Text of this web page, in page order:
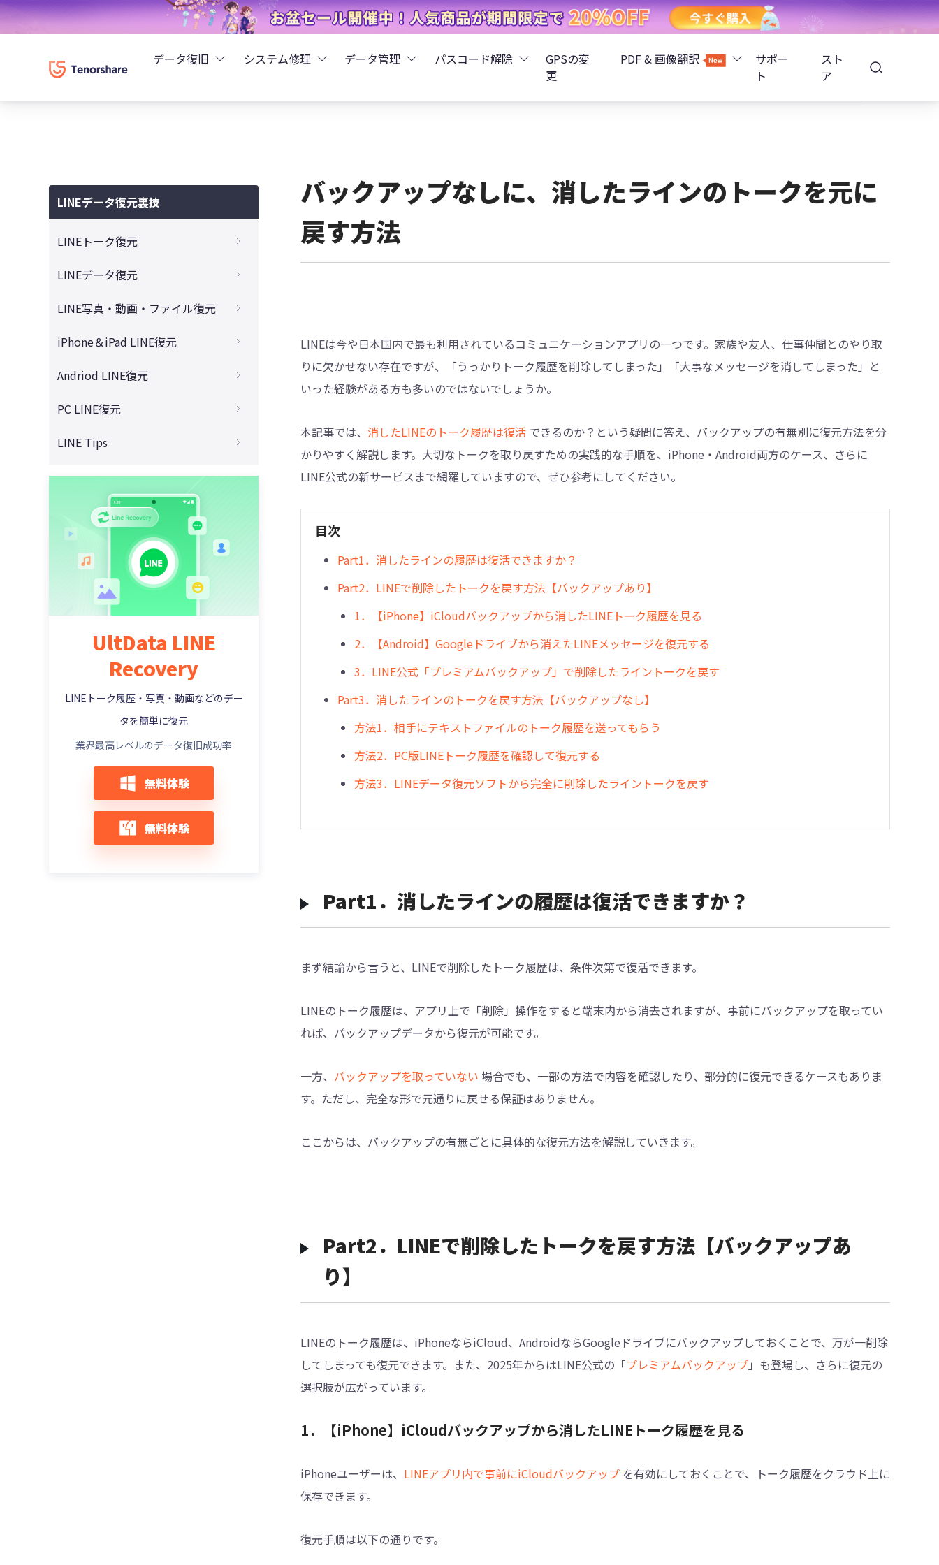
データ復旧
UltData - LINEデータ復元
UltData - WhatsAppデータ復元
4DDiG - Windowsデータ復元
4DDiG - Macデータ復元
4DDiG - 動画修復
システム修理
ReiBoot - Android不具合修復
TunesCare - iTunes不具合修復
Windows Boot Genius
データ管理
iCareFone - AndroidとiOS間でデータ転送
iCareFone - WhatsAppデータ転送
4DDiG - 重複ファイル検索・削除
Tenorshare Cleamio - Mac重複ファイル検索・削除
パスコード解除
4MeKey - アクティベーションロック解除
4uKey - iOSパスワード管理
GPSの変
更
PDF & 画像翻訳
PDNobオンライン
サポー
ト
スト
ア
LINEデータ復元裏技
LINEトーク復元
バックアップがないLINEトークの復元
初期化されたLINEの復元
テキスト形式からLINEの復元
LINEを再インストールしたらどうなる？
LINEグループを退会してトークの復元
アンインストールしたLINEの復元
バックアップ・パソコンなしでのLINE復元
無料のLINEトーク履歴復元ソフト
LINEデータ復元
トークなしで削除したLINE友達の復元
取り消したLINEメッセージの復元
LINEアカウントを復活させる裏ワザ
LINE写真・動画・ファイル復元
保存期間を過ぎたLINE写真の復元
LINEアルバムの写真を復元
期限切れたLINEのPDF復元
LINE動画の保存期間は？
LINE写真の保存期間は？
LINEアルバムの保存期間は？
UltData LINE Recoveryを無料ダウンロー
iPhone＆iPad LINE復元
iPhoneでLINEた動画を無料で復元
iPhone機種変でLINEトークの復元
iCloudからLINEの復元
iTunesからLINEだけの復元
iPadでLINEトーク履歴を復元
iPhoneとiPadでLINEトーク履歴が消えた
Andriod LINE復元
AndroidでLINE写真を無料で復元
PC LINE復元
PC版LINEトーク履歴をスマホへの同期
PC版LINEがログインできない
LINE Tips
iPadとiPhone両方で同じLINEを使う方法
LINEのボイスメッセージを送信・保存・復
元
Apple WatchでLINEにログインできない
LINEを再インストールするには？
LINEで既読をつけずに読む方法
LINEの引き継ぎで以前の端末がない？
LINE電話が鳴らない、不在着信になる？
LINEアルバムのコンテンツ利用同意とは？
UltData LINE
Recovery
LINEトーク履歴・写真・動画などのデー
タを簡単に復元
業界最高レベルのデータ復旧成功率
無料体験
無料体験
バックアップなしに、消したラインのトークを元に
戻す方法
LINEは今や日本国内で最も利用されているコミュニケーションアプリの一つです。家族や友人、仕事仲間とのやり取
りに欠かせない存在ですが、「うっかりトーク履歴を削除してしまった」「大事なメッセージを消してしまった」と
いった経験がある方も多いのではないでしょうか。
本記事では、 消したLINEのトーク履歴は復活 できるのか？という疑問に答え、バックアップの有無別に復元方法を分
かりやすく解説します。大切なトークを取り戻すための実践的な手順を、iPhone・Android両方のケース、さらに
LINE公式の新サービスまで網羅していますので、ぜひ参考にしてください。
目次
Part1．消したラインの履歴は復活できますか？
Part2．LINEで削除したトークを戻す方法【バックアップあり】
1．【iPhone】iCloudバックアップから消したLINEトーク履歴を見る
2．【Android】Googleドライブから消えたLINEメッセージを復元する
3．LINE公式「プレミアムバックアップ」で削除したライントークを戻す
Part3．消したラインのトークを戻す方法【バックアップなし】
方法1．相手にテキストファイルのトーク履歴を送ってもらう
方法2．PC版LINEトーク履歴を確認して復元する
方法3．LINEデータ復元ソフトから完全に削除したライントークを戻す
Part1．消したラインの履歴は復活できますか？
まず結論から言うと、LINEで削除したトーク履歴は、条件次第で復活できます。
LINEのトーク履歴は、アプリ上で「削除」操作をすると端末内から消去されますが、事前にバックアップを取ってい
れば、バックアップデータから復元が可能です。
一方、 バックアップを取っていない 場合でも、一部の方法で内容を確認したり、部分的に復元できるケースもありま
す。ただし、完全な形で元通りに戻せる保証はありません。
ここからは、バックアップの有無ごとに具体的な復元方法を解説していきます。
Part2．LINEで削除したトークを戻す方法【バックアップあ
り】
LINEのトーク履歴は、iPhoneならiCloud、AndroidならGoogleドライブにバックアップしておくことで、万が一削除
してしまっても復元できます。また、2025年からはLINE公式の「プレミアムバックアップ」も登場し、さらに復元の
選択肢が広がっています。
1．【iPhone】iCloudバックアップから消したLINEトーク履歴を見る
iPhoneユーザーは、 LINEアプリ内で事前にiCloudバックアップ を有効にしておくことで、トーク履歴をクラウド上に
保存できます。
復元手順は以下の通りです。